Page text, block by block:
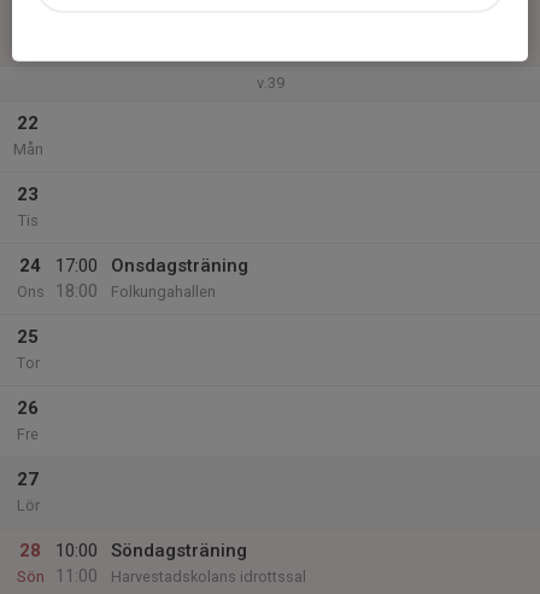
v.39
22
Mån
23
Tis
24
Ons
17:00
18:00
Onsdagsträning
Folkungahallen
25
Tor
26
Fre
27
Lör
28
Sön
10:00
11:00
Söndagsträning
Harvestadskolans idrottssal